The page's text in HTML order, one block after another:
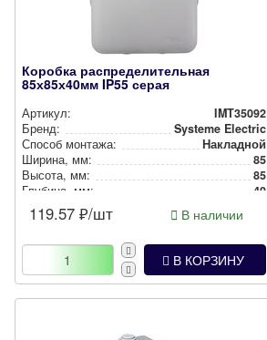
Коробка распределительная
85х85х40мм IP55 серая
Артикул:
IMT35092
Бренд:
Systeme Electric
Способ монтажа:
Накладной
Ширина, мм:
85
Высота, мм:
85
Глубина, мм:
40
Степень защиты:
Цвет:
Серый
119.57 ₽/шт В наличии
В КОРЗИНУ